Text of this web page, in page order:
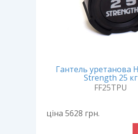
Гантель уретанова
Strength 25 кг
FF25TPU
ціна 5628 грн.